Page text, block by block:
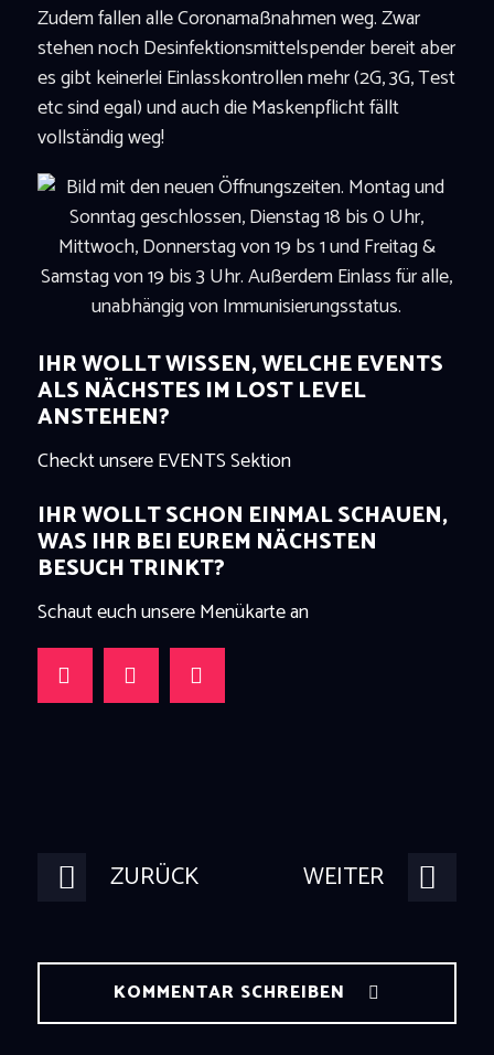
Zudem fallen alle Coronamaßnahmen weg. Zwar
stehen noch Desinfektionsmittelspender bereit aber
es gibt keinerlei Einlasskontrollen mehr (2G, 3G, Test
etc sind egal) und auch die Maskenpflicht fällt
vollständig weg!
IHR WOLLT WISSEN, WELCHE EVENTS
ALS NÄCHSTES IM LOST LEVEL
ANSTEHEN?
Checkt unsere EVENTS Sektion
IHR WOLLT SCHON EINMAL SCHAUEN,
WAS IHR BEI EUREM NÄCHSTEN
BESUCH TRINKT?
Schaut euch unsere Menükarte an
ZURÜCK WEITER
KOMMENTAR SCHREIBEN